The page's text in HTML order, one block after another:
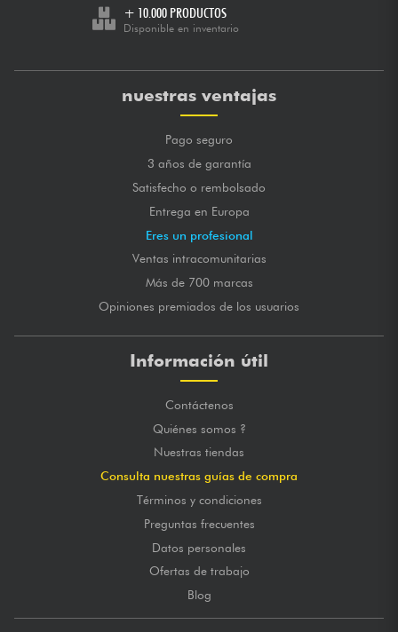
+ 10.000 PRODUCTOS
Disponible en inventario
nuestras ventajas
Pago seguro
3 años de garantía
Satisfecho o rembolsado
Entrega en Europa
Eres un profesional
Ventas intracomunitarias
Más de 700 marcas
Opiniones premiados de los usuarios
Información útil
Contáctenos
Quiénes somos ?
Nuestras tiendas
Consulta nuestras guías de compra
Términos y condiciones
Preguntas frecuentes
Datos personales
Ofertas de trabajo
Blog